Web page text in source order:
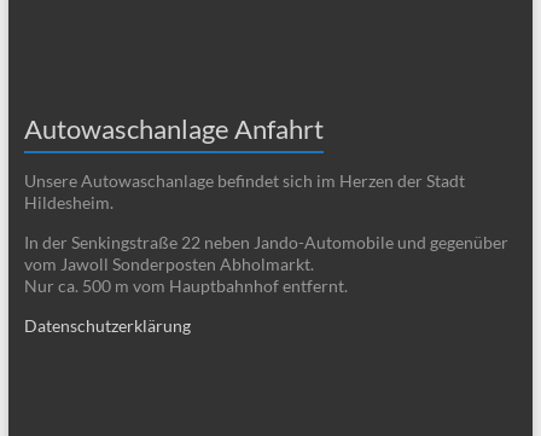
Autowaschanlage Anfahrt
Unsere Autowaschanlage befindet sich im Herzen der Stadt
Hildesheim.
In der Senkingstraße 22 neben Jando-Automobile und gegenüber
vom Jawoll Sonderposten Abholmarkt.
Nur ca. 500 m vom Hauptbahnhof entfernt.
Datenschutzerklärung